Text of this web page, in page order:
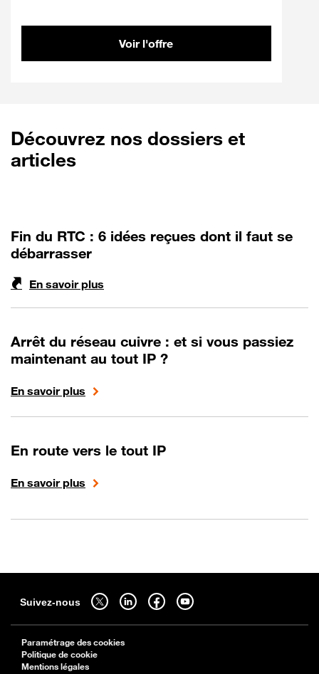
Voir l'offre
Découvrez nos dossiers et
articles
Fin du RTC : 6 idées reçues dont il faut se
débarrasser
En savoir plus
Arrêt du réseau cuivre : et si vous passiez
maintenant au tout IP ?
En savoir plus
En route vers le tout IP
En savoir plus
Suivez-nous
Suivez-nous sur twitter - ouverture dans un nouvel onglet
Suivez-nous sur linkedin - ouverture dans un nouvel onglet
Suivez-nous sur facebook - ouverture dans un
Suivez-nous sur youtube - ouverture dans
Paramétrage des cookies
Politique de cookie
Mentions légales